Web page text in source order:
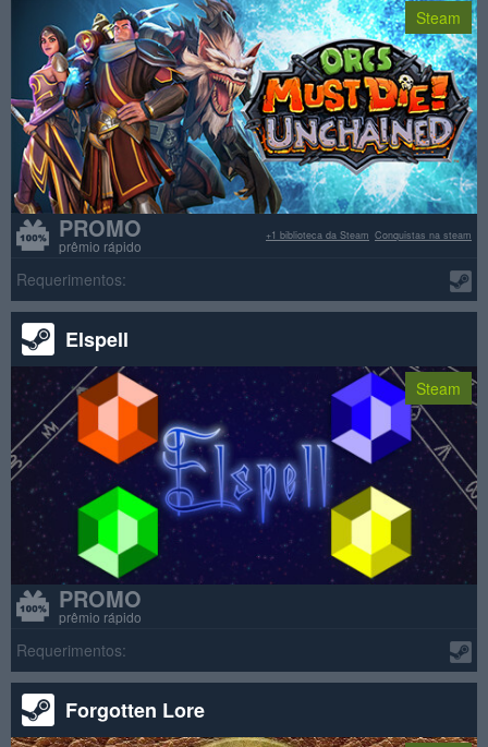
Steam
PROMO
prêmio rápido
Conquistas na steam
+1 biblioteca da Steam
Requerimentos:
Elspell
Steam
PROMO
prêmio rápido
Requerimentos:
Forgotten Lore